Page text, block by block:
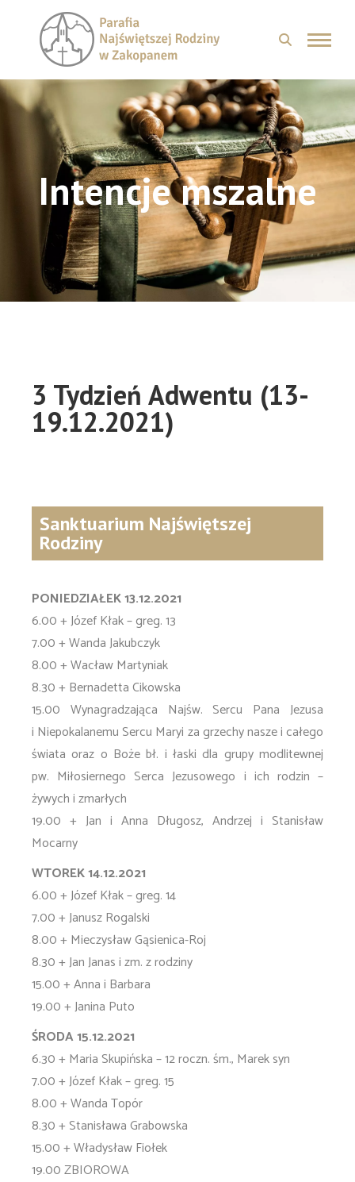
Intencje mszalne
3 Tydzień Adwentu (13-
19.12.2021)
Sanktuarium Najświętszej
Rodziny
PONIEDZIAŁEK 13.12.2021
6.00 + Józef Kłak – greg. 13
7.00 + Wanda Jakubczyk
8.00 + Wacław Martyniak
8.30 + Bernadetta Cikowska
15.00 Wynagradzająca Najśw. Sercu Pana Jezusa
i Niepokalanemu Sercu Maryi za grzechy nasze i całego
świata oraz o Boże bł. i łaski dla grupy modlitewnej
pw. Miłosiernego Serca Jezusowego i ich rodzin –
żywych i zmarłych
19.00 + Jan i Anna Długosz, Andrzej i Stanisław
Mocarny
WTOREK 14.12.2021
6.00 + Józef Kłak – greg. 14
7.00 + Janusz Rogalski
8.00 + Mieczysław Gąsienica-Roj
8.30 + Jan Janas i zm. z rodziny
15.00 + Anna i Barbara
19.00 + Janina Puto
ŚRODA 15.12.2021
6.30 + Maria Skupińska – 12 roczn. śm., Marek syn
7.00 + Józef Kłak – greg. 15
8.00 + Wanda Topór
8.30 + Stanisława Grabowska
15.00 + Władysław Fiołek
19.00 ZBIOROWA